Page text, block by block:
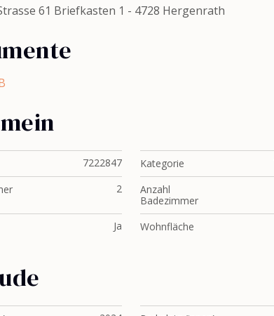
61 Briefkasten 1 - 4728 Hergenrath
7222847 Kategorie
2
Anzahl
Badezimmer
Ja Wohnfläche